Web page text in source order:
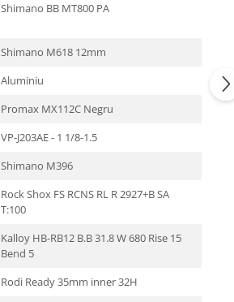
Shimano BB MT800 PA
Shimano M618 12mm
Aluminiu
Promax MX112C Negru
VP-J203AE - 1 1/8-1.5
Shimano M396
Rock Shox FS RCNS RL R 2927+B SA
T:100
Kalloy HB-RB12 B.B 31.8 W 680 Rise 15
Bend 5
Rodi Ready 35mm inner 32H